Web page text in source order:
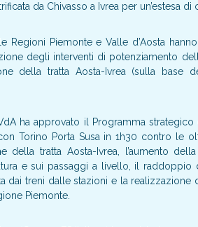
da Chivasso a Ivrea per un’estesa di
Regioni Piemonte e Valle d’Aosta
degli interventi di potenziamento
della tratta Aosta-Ivrea (sulla base
ha approvato il Programma strategico
Torino Porta Susa in 1h30 contro le
della tratta Aosta-Ivrea, l’aumento
e sui passaggi a livello, il raddoppio
dai treni dalle stazioni e la realizzazione
Piemonte.